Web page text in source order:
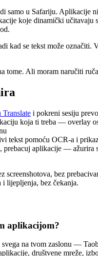
samo u Safariju. Aplikacije
koje dinamički učitavaju
kad se tekst može označiti.
tome. Ali moram naručiti
Translate i pokreni sesiju
koja ti treba — overlay
tekst pomoću OCR-a i
prebacuj aplikacije — ažurira
screenshotova, bez
lijepljenja, bez čekanja.
aplikacijom?
na tvom zaslonu —
društvene mreže,